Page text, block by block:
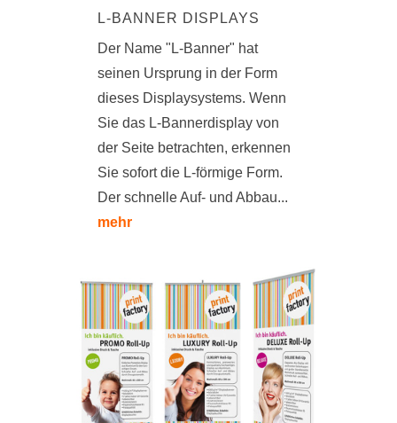
L-BANNER DISPLAYS
Der Name "L-Banner" hat
seinen Ursprung in der Form
dieses Displaysystems. Wenn
Sie das L-Bannerdisplay von
der Seite betrachten, erkennen
Sie sofort die L-förmige Form.
Der schnelle Auf- und Abbau...
mehr